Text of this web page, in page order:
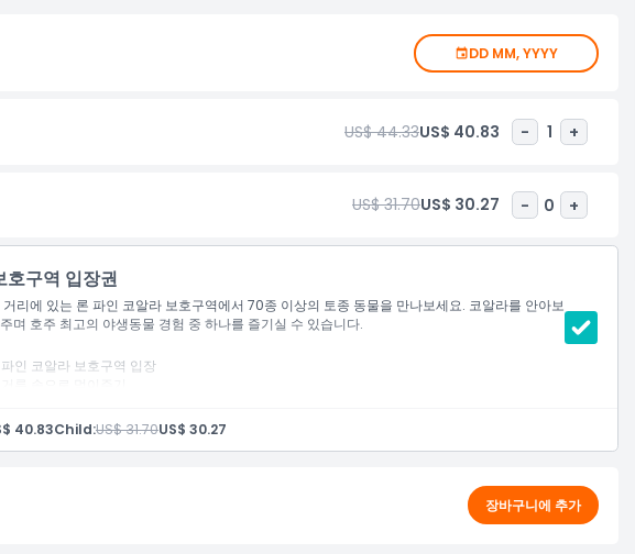
DD MM, YYYY
US$ 44.33US$ 40.83 - 1 +
US$ 31.70US$ 30.27 - 0 +
호구역 입장권
리에 있는 론 파인 코알라 보호구역에서 70종 이상의 토종 동물을 만나보세요. 코알라를 안아보
며 호주 최고의 야생동물 경험 중 하나를 즐기실 수 있습니다.
인 코알라 보호구역 입장
루 손으로 먹이주기
40.83Child:US$ 31.70US$ 30.27
장바구니에 추가